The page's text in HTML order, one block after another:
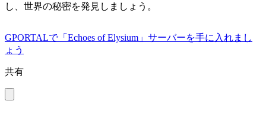
し、世界の秘密を発見しましょう。
GPORTALで「Echoes of Elysium」サーバーを手に入れまし
ょう
共有